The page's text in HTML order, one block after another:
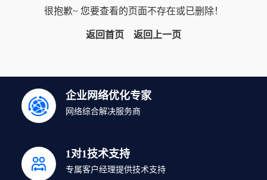
很抱歉~ 您要查看的页面不存在或已删除！
返回首页 返回上一页
企业网络优化专家
网络综合解决服务商
1对1技术支持
专属客户经理提供技术支持